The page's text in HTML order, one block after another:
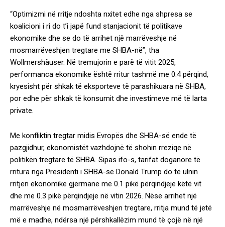
“Optimizmi në rritje ndoshta nxitet edhe nga shpresa se
koalicioni i ri do t’i japë fund stanjacionit të politikave
ekonomike dhe se do të arrihet një marrëveshje në
mosmarrëveshjen tregtare me SHBA-në”, tha
Wollmershäuser. Në tremujorin e parë të vitit 2025,
performanca ekonomike është rritur tashmë me 0.4 përqind,
kryesisht për shkak të eksporteve të parashikuara në SHBA,
por edhe për shkak të konsumit dhe investimeve më të larta
private.
Me konfliktin tregtar midis Evropës dhe SHBA-së ende të
pazgjidhur, ekonomistët vazhdojnë të shohin rreziqe në
politikën tregtare të SHBA. Sipas ifo-s, tarifat doganore të
rritura nga Presidenti i SHBA-së Donald Trump do të ulnin
rritjen ekonomike gjermane me 0.1 pikë përqindjeje këtë vit
dhe me 0.3 pikë përqindjeje në vitin 2026. Nëse arrihet një
marrëveshje në mosmarrëveshjen tregtare, rritja mund të jetë
më e madhe, ndërsa një përshkallëzim mund të çojë në një